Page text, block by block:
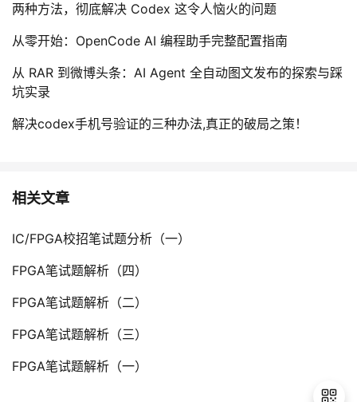
两种方法，彻底解决 Codex 这令人恼火的问题
从零开始：OpenCode AI 编程助手完整配置指南
从 RAR 到微博头条：AI Agent 全自动图文发布的探索与踩
坑实录
解决codex手机号验证的三种办法,真正的破局之策！
相关文章
IC/FPGA校招笔试题分析（一）
FPGA笔试题解析（四）
FPGA笔试题解析（二）
FPGA笔试题解析（三）
FPGA笔试题解析（一）